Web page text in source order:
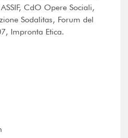
CdO Opere Sociali,
Sodalitas, Forum del
Impronta Etica.